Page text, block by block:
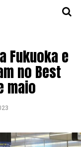
Fukuoka e
no Best
maio